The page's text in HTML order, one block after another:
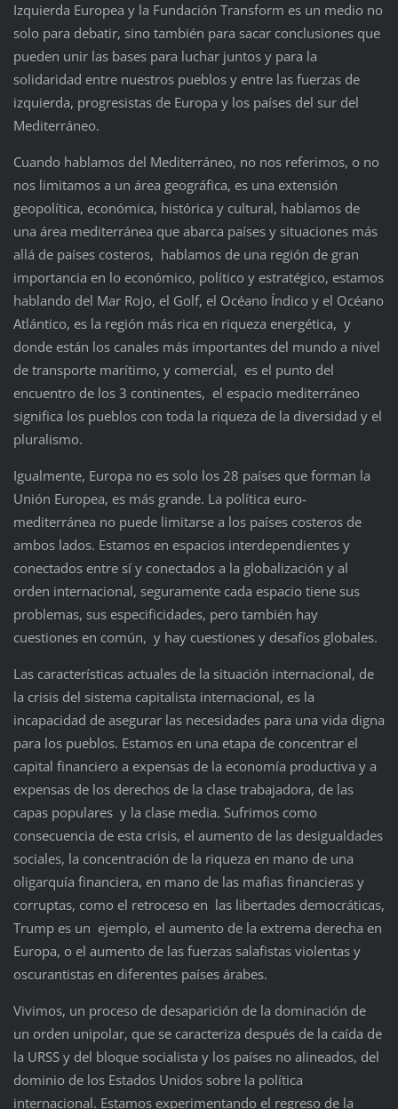
Izquierda Europea y la Fundación Transform es un medio no
solo para debatir, sino también para sacar conclusiones que
pueden unir las bases para luchar juntos y para la
solidaridad entre nuestros pueblos y entre las fuerzas de
izquierda, progresistas de Europa y los países del sur del
Mediterráneo.
Cuando hablamos del Mediterráneo, no nos referimos, o no
nos limitamos a un área geográfica, es una extensión
geopolítica, económica, histórica y cultural, hablamos de
una área mediterránea que abarca países y situaciones más
allá de países costeros, hablamos de una región de gran
importancia en lo económico, político y estratégico, estamos
hablando del Mar Rojo, el Golf, el Océano Índico y el Océano
Atlántico, es la región más rica en riqueza energética, y
donde están los canales más importantes del mundo a nivel
de transporte marítimo, y comercial, es el punto del
encuentro de los 3 continentes, el espacio mediterráneo
significa los pueblos con toda la riqueza de la diversidad y el
pluralismo.
Igualmente, Europa no es solo los 28 países que forman la
Unión Europea, es más grande. La política euro-
mediterránea no puede limitarse a los países costeros de
ambos lados. Estamos en espacios interdependientes y
conectados entre sí y conectados a la globalización y al
orden internacional, seguramente cada espacio tiene sus
problemas, sus especificidades, pero también hay
cuestiones en común, y hay cuestiones y desafíos globales.
Las características actuales de la situación internacional, de
la crisis del sistema capitalista internacional, es la
incapacidad de asegurar las necesidades para una vida digna
para los pueblos. Estamos en una etapa de concentrar el
capital financiero a expensas de la economía productiva y a
expensas de los derechos de la clase trabajadora, de las
capas populares y la clase media. Sufrimos como
consecuencia de esta crisis, el aumento de las desigualdades
sociales, la concentración de la riqueza en mano de una
oligarquía financiera, en mano de las mafias financieras y
corruptas, como el retroceso en las libertades democráticas,
Trump es un ejemplo, el aumento de la extrema derecha en
Europa, o el aumento de las fuerzas salafistas violentas y
oscurantistas en diferentes países árabes.
Vivimos, un proceso de desaparición de la dominación de
un orden unipolar, que se caracteriza después de la caída de
la URSS y del bloque socialista y los países no alineados, del
dominio de los Estados Unidos sobre la política
internacional. Estamos experimentando el regreso de la